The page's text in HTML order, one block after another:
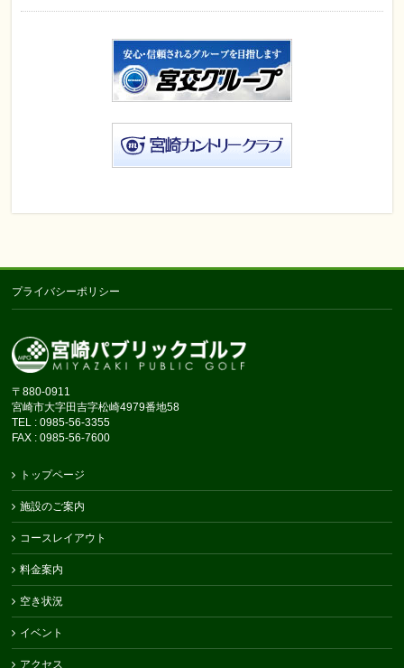
プライバシーポリシー
〒880-0911
宮崎市大字田吉字松崎4979番地58
TEL : 0985-56-3355
FAX : 0985-56-7600
トップページ
施設のご案内
コースレイアウト
料金案内
空き状況
イベント
アクセス